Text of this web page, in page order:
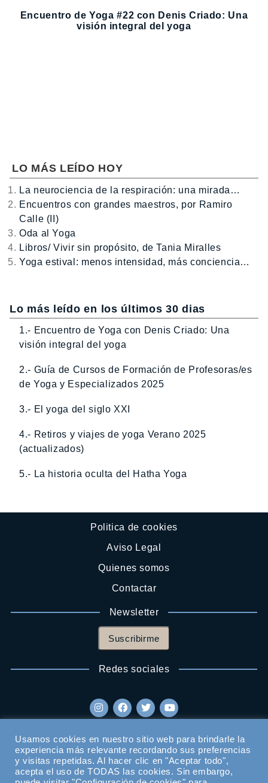
Encuentro de Yoga #22 con Denis Criado: Una
visión integral del yoga
LO MÁS LEÍDO HOY
La neurociencia de la respiración: una mirada…
Encuentros con grandes maestros, por Ramiro
Calle (II)
Oda al Yoga
Libros/ Vivir sin propósito, de Tania Miralles
Yoga estival: menos intensidad, más conciencia…
Lo más leído en los últimos 30 dias
1.- Encuentro de Yoga con Denis Criado: Una
visión integral del yoga
2.- Guía de Cursos de Formación de Profesoras/es
de Yoga y Especializados 2025
3.- El yoga del siglo XXI
4.- Retiros y viajes de yoga Verano 2025
(actualizados)
5.- La historia oculta del Hatha Yoga
Politica de cookies
Aviso Legal
Quienes somos
Contactar
Newsletter
Suscribirme
Redes sociales
Usamos cookies en nuestro sitio web para brindarle la
experiencia más relevante recordando sus preferencias
y visitas repetidas. Al hacer clic en "Aceptar todo",
acepta el uso de TODAS las cookies. Sin embargo,